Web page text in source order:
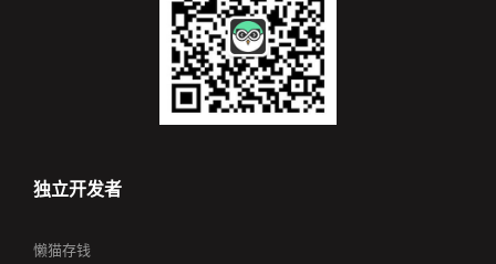
独立开发者
懒猫存钱